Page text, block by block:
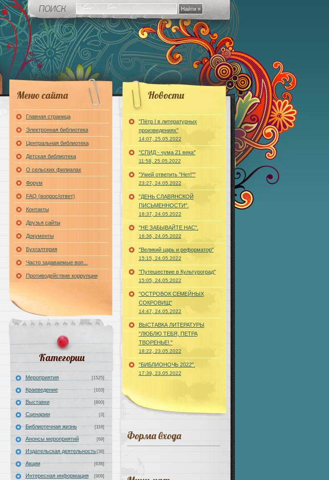
Меню сайта
Главная страница
Электронная библиотека
Центральная библиотека
Детская библиотека
О сельских филиалах
Форум
FAQ (вопрос/ответ)
Контакты
Друзья сайты
Документы
Бухгалтерия
Часто задаваемые воп...
Противодействие коррупции
Категории
Мероприятия [1525]
Краеведение [103]
Выставки [800]
Сценарии [3]
Библиотечная жизнь [116]
Анонсы мероприятий [69]
Издательская деятельность [36]
Акции [636]
Интересная информация [909]
Новости
"Пётр I в литературных
произведениях"
14:07, 25.05.2022
"СПИД - чума 21 века"
11:58, 25.05.2022
"Умей ответить "Нет!""
23:27, 24.05.2022
"ДЕНЬ СЛАВЯНСКОЙ
ПИСЬМЕННОСТИ".
18:37, 24.05.2022
"НЕ ЗАБЫВАЙТЕ НАС".
16:36, 24.05.2022
"Великий царь и реформатор"
15:15, 24.05.2022
"Путешествие в Культуроград"
15:05, 24.05.2022
"ОСТРОВОК СЕМЕЙНЫХ
СОКРОВИЩ"
14:47, 24.05.2022
ВЫСТАВКА ЛИТЕРАТУРЫ
"ЛЮБЛЮ ТЕБЯ, ПЕТРА
ТВОРЕНЬЕ! "
18:22, 23.05.2022
"БИБЛИОНОЧЬ 2022".
17:39, 23.05.2022
Форма входа